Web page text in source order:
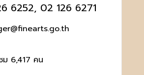
6252, 02 126 6271
ม 6,417 คน